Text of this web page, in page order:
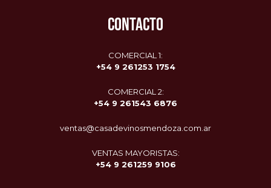
CONTACTO
COMERCIAL 1:
+54 9 261253 1754
COMERCIAL 2:
+54 9 261543 6876
ventas@casadevinosmendoza.com.ar
VENTAS MAYORISTAS:
+54 9 261259 9106